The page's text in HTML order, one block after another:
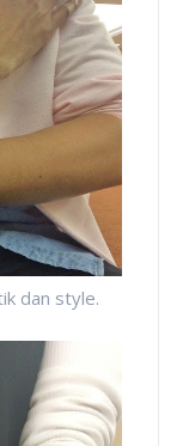
dan style.